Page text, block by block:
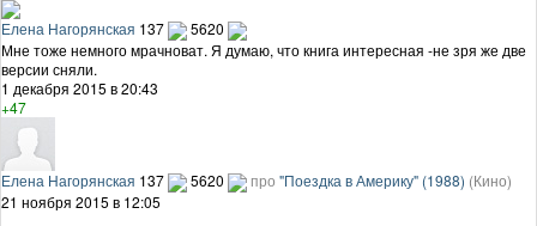
Елена Нагорянская 137
5620
Мне тоже немного мрачноват. Я думаю, что книга интересная -не зря же две
версии сняли.
1 декабря 2015 в 20:43
+47
Елена Нагорянская 137 5620 про "Поездка в Америку" (1988) (Кино)
21 ноября 2015 в 12:05